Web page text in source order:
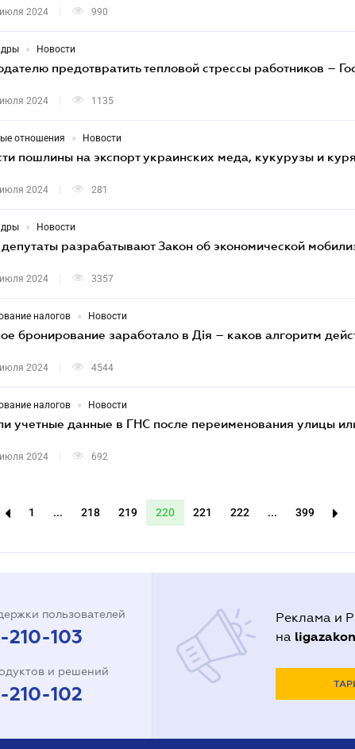
2024 990
• Новости
предотвратить тепловой стрессы работников –
2024 1135
отношения • Новости
пошлины на экспорт украинских меда, кукурузы и
2024 281
• Новости
разрабатывают Закон об экономической
2024 3357
налогов • Новости
бронирование заработало в Дія – каков алгоритм
2024 4544
налогов • Новости
учетные данные в ГНС после переименования улицы
2024 692
1 ... 218 219 220 221 222 ... 399
пользователей
103
и решений
102
Реклама и
на